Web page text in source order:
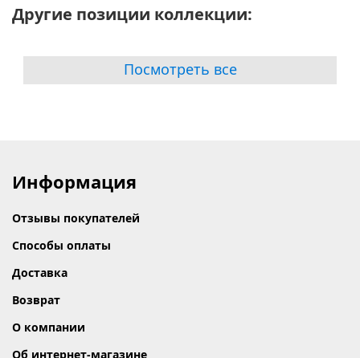
Другие позиции коллекции:
Посмотреть все
Информация
Отзывы покупателей
Способы оплаты
Доставка
Возврат
О компании
Об интернет-магазине